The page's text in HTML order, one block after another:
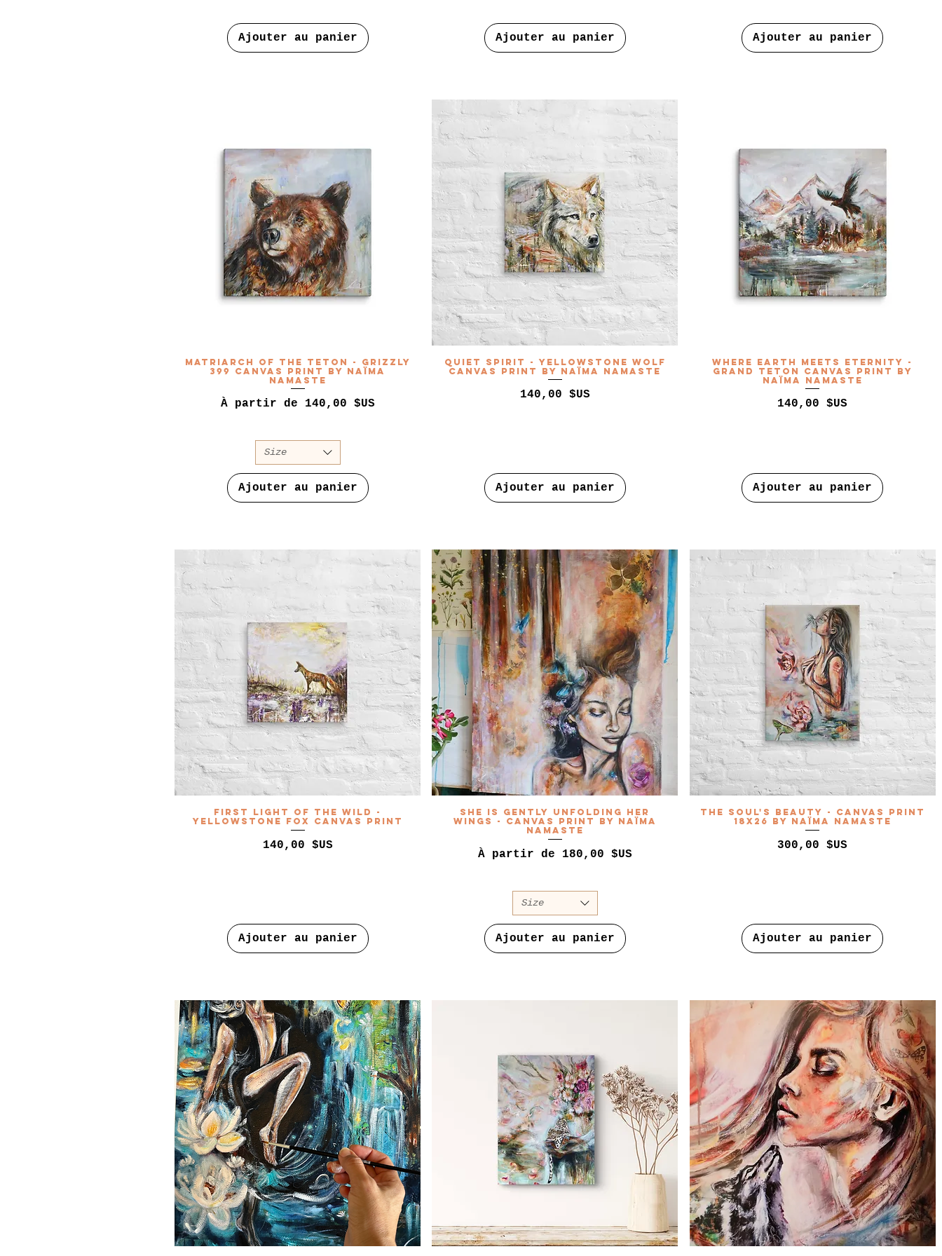
12×16
Ajouter au panier Ajouter au panier Ajouter au panier
Matriarch of the Teton - Grizzly
399 Canvas Print by Naïma
Namaste
À partir de 140,00 $US
Prix promotionnel
Size
Ajouter au panier
Quiet Spirit - Yellowstone Wolf
Canvas Print by Naïma Namaste
Prix
140,00 $US
Ajouter au panier
Where Earth Meets Eternity -
Grand Teton Canvas Print by
Naïma Namaste
Prix
140,00 $US
Ajouter au panier
First light of the Wild -
Yellowstone Fox Canvas Print
Prix
140,00 $US
Ajouter au panier
She is Gently Unfolding her
Wings - Canvas Print by Naïma
Namaste
À partir de 180,00 $US
Prix promotionnel
Size
Ajouter au panier
The Soul's Beauty - Canvas Print
18x26 by Naïma Namaste
Prix
300,00 $US
Ajouter au panier